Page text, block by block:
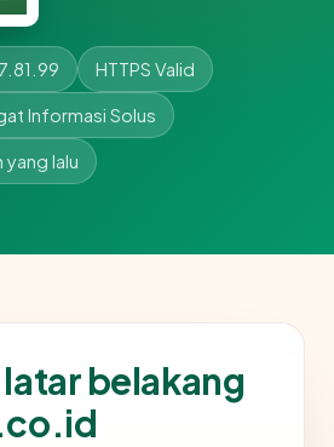
HTTPS Valid
Informasi Solus
yang lalu
belakang